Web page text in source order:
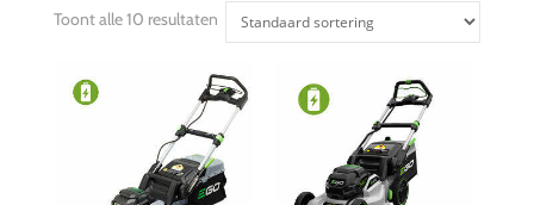
Toont alle 10 resultaten